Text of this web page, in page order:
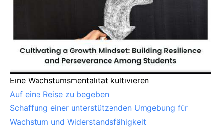
Eine Wachstumsmentalität kultivieren
Auf eine Reise zu begeben
Schaffung einer unterstützenden Umgebung für
Wachstum und Widerstandsfähigkeit